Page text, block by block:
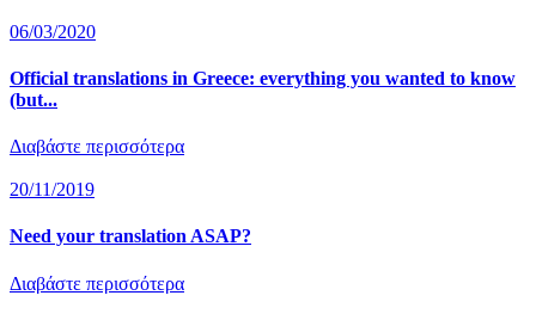
06/03/2020
Official translations in Greece: everything you wanted to know
(but...
Διαβάστε περισσότερα
20/11/2019
Need your translation ASAP?
Διαβάστε περισσότερα